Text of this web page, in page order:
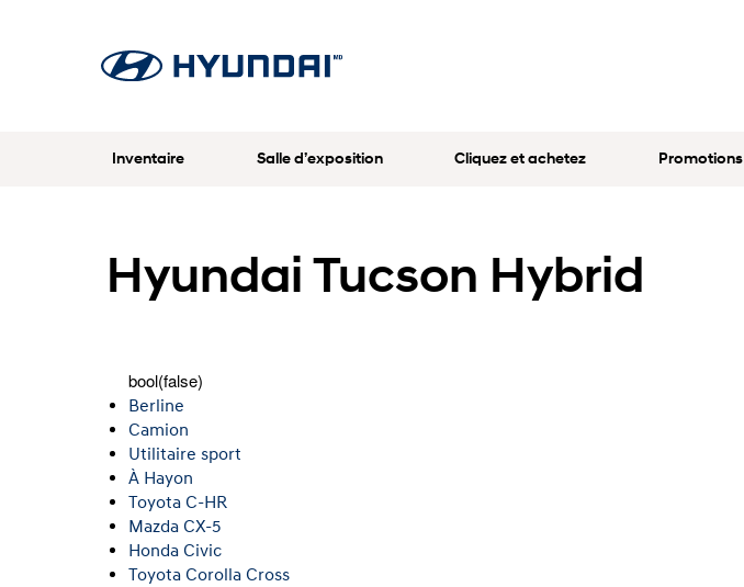
Inventaire Salle d’exposition Cliquez et achetez Promotions
Hyundai Tucson Hybrid
bool(false)
Berline
Camion
Utilitaire sport
À Hayon
Toyota C-HR
Mazda CX-5
Honda Civic
Toyota Corolla Cross